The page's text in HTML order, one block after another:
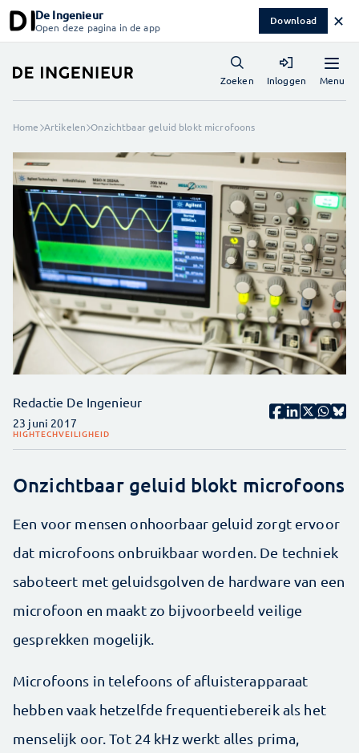
De Ingenieur
Open deze pagina in de app Download ✕
Menu
Zoeken Inloggen
Home Artikelen Onzichtbaar geluid blokt microfoons
Redactie De Ingenieur
23 juni 2017
HIGHTECHVEILIGHEID
Onzichtbaar geluid blokt microfoons
Een voor mensen onhoorbaar geluid zorgt ervoor
dat microfoons onbruikbaar worden. De techniek
saboteert met geluidsgolven de hardware van een
microfoon en maakt zo bijvoorbeeld veilige
gesprekken mogelijk.
Microfoons in telefoons of afluisterapparaat
hebben vaak hetzelfde frequentiebereik als het
menselijk oor. Tot 24 kHz werkt alles prima,